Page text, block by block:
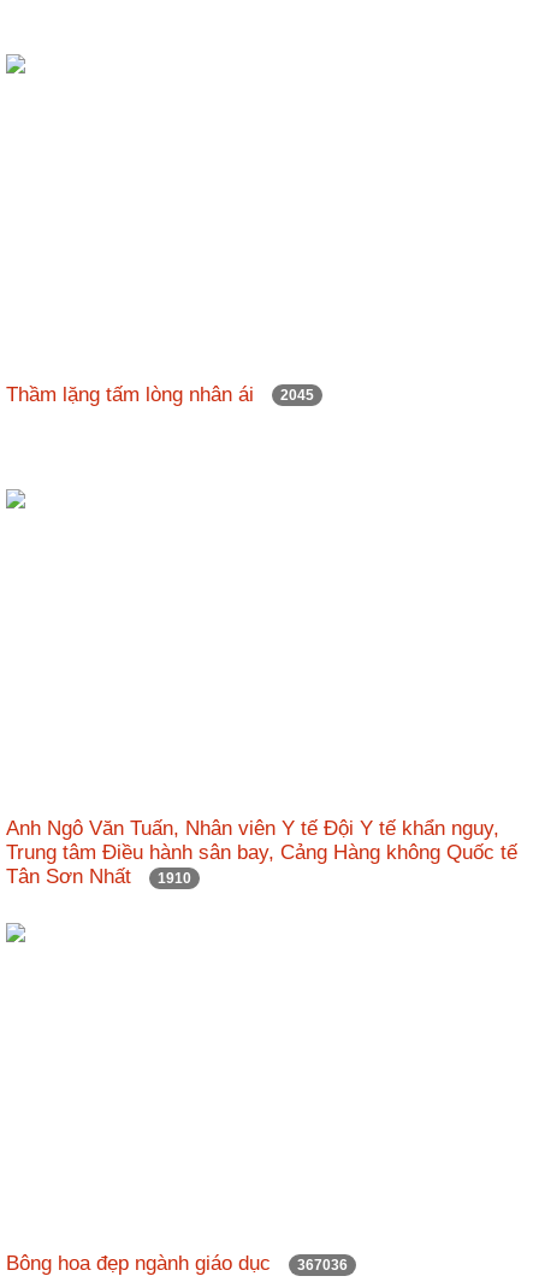
Thầm lặng tấm lòng nhân ái 2045
Anh Ngô Văn Tuấn, Nhân viên Y tế Đội Y tế khẩn nguy,
Trung tâm Điều hành sân bay, Cảng Hàng không Quốc tế
Tân Sơn Nhất
1910
Bông hoa đẹp ngành giáo dục 367036